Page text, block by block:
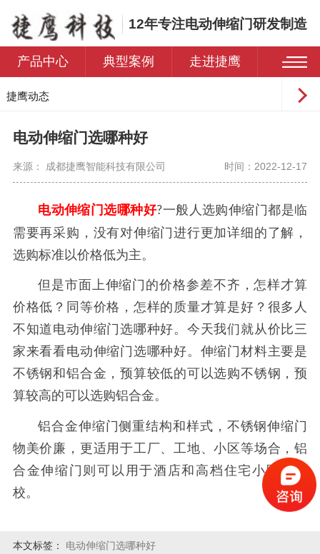
12年专注电动伸缩门研发制造
产品中心 典型案例 走进捷鹰
捷鹰动态
电动伸缩门选哪种好
来源： 成都捷鹰智能科技有限公司 时间：2022-12-17
电动伸缩门选哪种好?一般人选购伸缩门都是临
需要再采购，没有对伸缩门进行更加详细的了解，
选购标准以价格低为主。
但是市面上伸缩门的价格参差不齐，怎样才算
价格低？同等价格，怎样的质量才算是好？很多人
不知道电动伸缩门选哪种好。今天我们就从价比三
家来看看电动伸缩门选哪种好。伸缩门材料主要是
不锈钢和铝合金，预算较低的可以选购不锈钢，预
算较高的可以选购铝合金。
铝合金伸缩门侧重结构和样式，不锈钢伸缩门
物美价廉，更适用于工厂、工地、小区等场合，铝
合金伸缩门则可以用于酒店和高档住宅小区及学
校。
本文标签： 电动伸缩门选哪种好